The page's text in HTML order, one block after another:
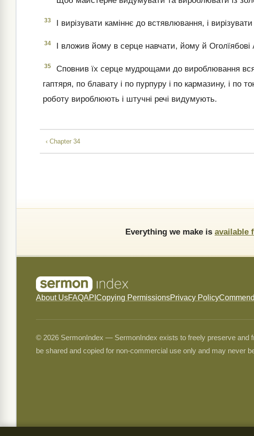
33 І вирізувати каміннє до встявлювання, і
34 І вложив йому в серце навчати, йому й
35
Сповнив їх серце мудрощами до вироблювання
гаптяря, по блавату і по пурпуру і по кармазину, і по
роботу вироблюють і штучні речі видумують.
‹ Chapter 34
Everything we make is available
About UsFAQAPI Copying PermissionsPrivacy Policy
© 2026 SermonIndex — SermonIndex exists to freely preserve and
be shared and copied for non-commercial use only and may never